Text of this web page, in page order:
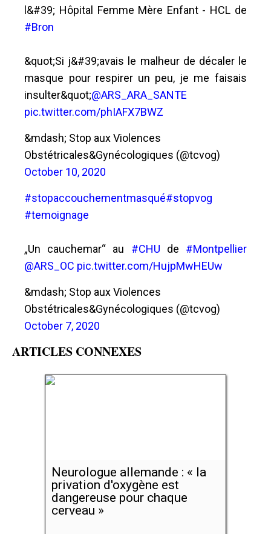
l&#39; Hôpital Femme Mère Enfant - HCL de
#Bron
&quot;Si j&#39;avais le malheur de décaler le
masque pour respirer un peu, je me faisais
insulter&quot;@ARS_ARA_SANTE
pic.twitter.com/phIAFX7BWZ
&mdash; Stop aux Violences
Obstétricales&Gynécologiques (@tcvog)
October 10, 2020
#stopaccouchementmasqué#stopvog
#temoignage
„Un cauchemar“ au #CHU de #Montpellier
@ARS_OC pic.twitter.com/HujpMwHEUw
&mdash; Stop aux Violences
Obstétricales&Gynécologiques (@tcvog)
October 7, 2020
ARTICLES CONNEXES
Neurologue allemande : « la
privation d'oxygène est
dangereuse pour chaque
cerveau »